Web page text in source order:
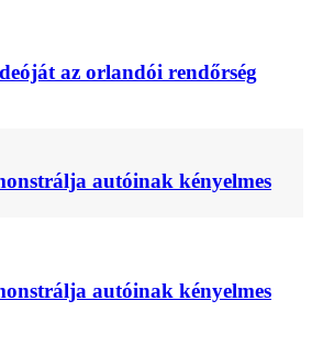
az orlandói rendőrség
autóinak kényelmes
autóinak kényelmes